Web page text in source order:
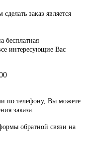
заказ является
бесплатная
интересующие Вас
по телефону, Вы можете
заказа:
обратной связи на